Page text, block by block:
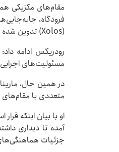
مقام‌های مکزیکی
فرودگاه،
(Xolos) تدوین شده است.
رودریگس ادامه
مسئولیت‌های اجرایی
در همین حال، مارینا
متعددی با مقام‌های
او با بیان اینکه
آمده تا دیداری
جزئیات